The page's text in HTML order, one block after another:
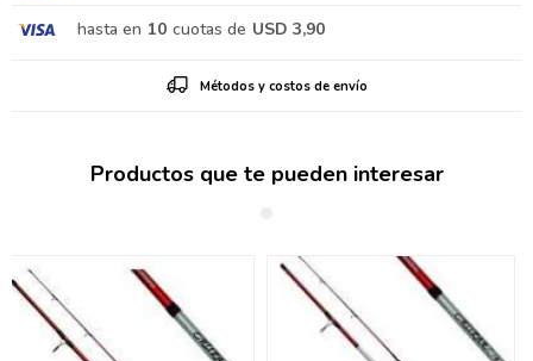
hasta en 10 cuotas de USD 3,90
Métodos y costos de envío
Productos que te pueden interesar